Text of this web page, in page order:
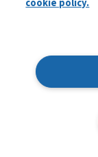
basa su una
dodici per
e diciotto
economica
hanno
introdurre una
cookie policy.